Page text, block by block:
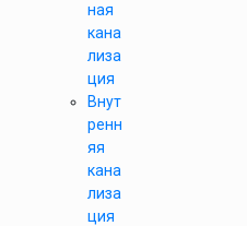
ная
кана
лиза
ция
Внут
ренн
яя
кана
лиза
ция